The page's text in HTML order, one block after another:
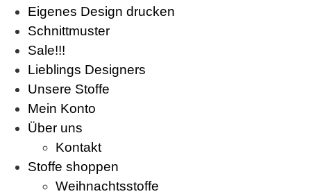
Eigenes Design drucken
Schnittmuster
Sale!!!
Lieblings Designers
Unsere Stoffe
Mein Konto
Über uns
Kontakt
Stoffe shoppen
Weihnachtsstoffe